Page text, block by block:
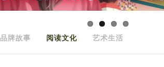
品牌故事 阅读文化 艺术生活